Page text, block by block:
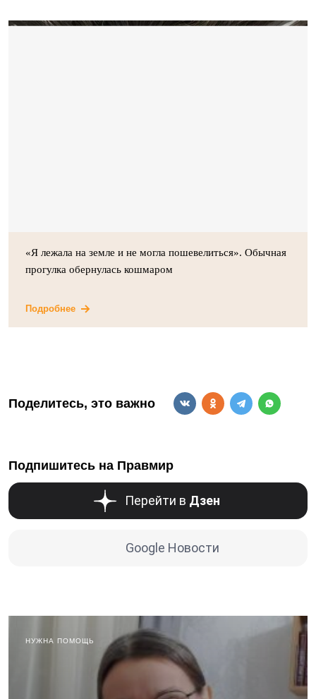
«Я лежала на земле и не могла пошевелиться». Обычная
прогулка обернулась кошмаром
Подробнее
Поделитесь, это важно
Подпишитесь на Правмир
Перейти в Дзен
Google Новости
НУЖНА ПОМОЩЬ